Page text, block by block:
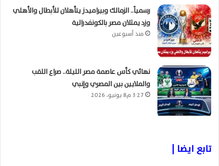
رسمياً.. الزمالك وبيراميدز يتأهلان للأبطال والأهلي
وزد يمثلان مصر بالكونفدرالية
منذ أسبوعين
نهائي كأس عاصمة مصر الليلة.. صراع اللقب
والملايين بين المصري وإنبي
3:27 م8 يونيو، 2026
تابع ايضا |